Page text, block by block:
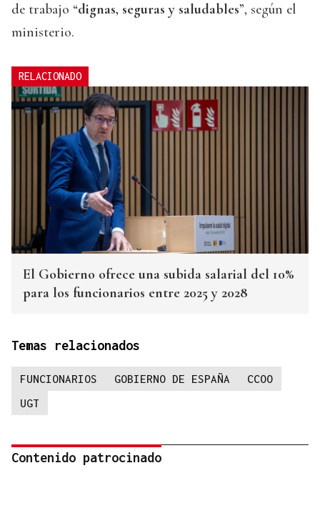
de trabajo “dignas, seguras y saludables”, según el
ministerio.
RELACIONADO
El Gobierno ofrece una subida salarial del 10%
para los funcionarios entre 2025 y 2028
Temas relacionados
FUNCIONARIOS GOBIERNO DE ESPAÑA
CCOO
UGT
Contenido patrocinado